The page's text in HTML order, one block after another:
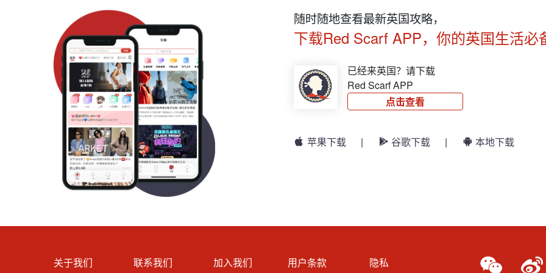
随时随地查看最新英国攻略，
下载Red Scarf APP，你的英国生活必
已经来英国？请下载
Red Scarf APP
点击查看
苹果下载 | 谷歌下载 | 本地下载
关于我们
联系我们
加入我们
用户条款
隐私